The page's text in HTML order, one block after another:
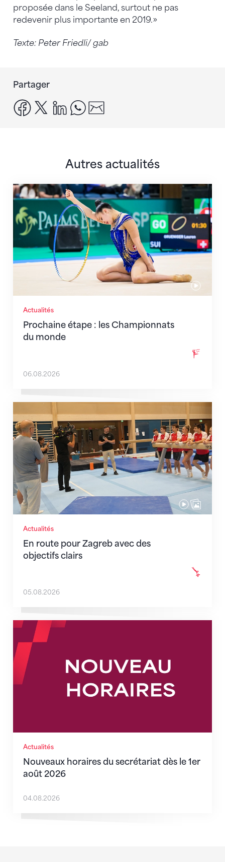
proposée dans le Seeland, surtout ne pas
redevenir plus importante en 2019.»
Texte: Peter Friedli/ gab
Partager
facebook
x linkedinwhatsapp
Autres actualités
Actualités
Prochaine étape : les Championnats
du monde
Prochaine étape : les Championnats du monde
06.08.2026
Actualités
En route pour Zagreb avec des
objectifs clairs
En route pour Zagreb avec des objectifs clairs
05.08.2026
Actualités
Nouveaux horaires du secrétariat dès le 1er
août 2026
Nouveaux horaires du secrétariat dès le 1er août
04.08.2026